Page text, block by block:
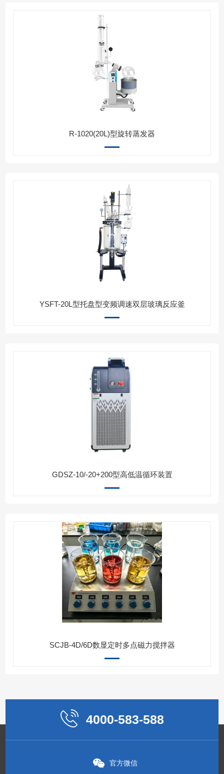
R-1020(20L)型旋转蒸发器
YSFT-20L型托盘型变频调速双层玻璃反应釜
GDSZ-10/-20+200型高低温循环装置
SCJB-4D/6D数显定时多点磁力搅拌器
4000-583-588
官方微信